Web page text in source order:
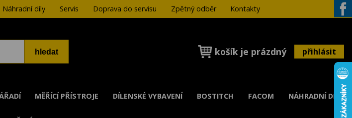
Náhradní díly Servis Doprava do servisu Zpětný odběr
Kontakty
košík je prázdný přihlásit
MĚŘÍCÍ PŘÍSTROJE DÍLENSKÉ VYBAVENÍ BOSTITCH FACOM NÁHRADNÍ DÍLY